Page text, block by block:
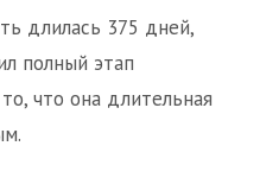
длилась 375 дней,
полный этап
что она длительная